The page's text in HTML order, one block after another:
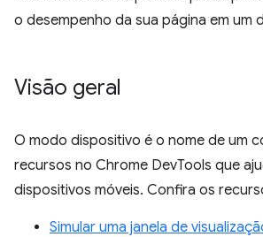
o desempenho da sua página em um
Visão geral
O modo dispositivo é o nome de um
recursos no Chrome DevTools que
dispositivos móveis. Confira os
Simular uma janela de